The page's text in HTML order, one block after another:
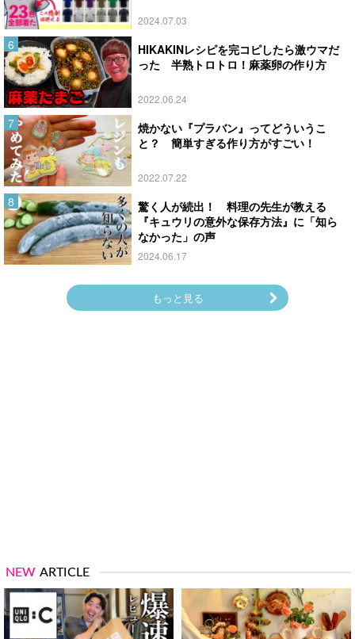
2024.07.03
HIKAKINレシピを完コピしたら激ウマだ
った 半熟トロトロ！麻薬卵の作り方
2022.06.24
焼かない『プラバン』ってどういうこ
と？ 簡単すぎる作り方がすごい！
2022.07.22
驚く人が続出！ 料理の先生が教える
『キュウリの意外な保存方法』に「知ら
なかった」の声
2024.06.17
もっと見る
NEW ARTICLE